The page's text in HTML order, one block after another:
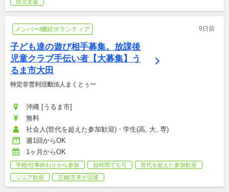
自立支援
メンバー/継続ボランティア 9日前
子ども達の遊び相手募集。放課後
児童クラブ手伝い者【大募集】う
るま市大田
特定非営利活動法人まくとぅー
沖縄 [うるま市]
無料
社会人(世代を超えた参加歓迎)・学生(高, 大, 専)
週1回からOK
1ヶ月からOK
学校/仕事終わりから参加 短時間でも可
世代を超えた参加歓迎
シニア歓迎
主婦/主夫が活躍